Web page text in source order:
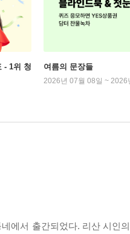
- 1위 청
여름의 문장들
2026년 07월 08일 ~ 2026
에서 출간되었다. 리산 시인